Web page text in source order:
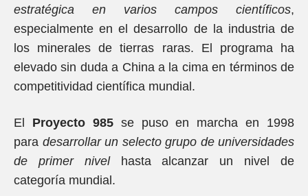
estratégica en varios campos científicos,
especialmente en el desarrollo de la industria de
los minerales de tierras raras. El programa ha
elevado sin duda a China a la cima en términos de
competitividad científica mundial.
El Proyecto 985se puso en marcha en 1998
para desarrollar un selecto grupo de universidades
de primer nivelhasta alcanzar un nivel de
categoría mundial.